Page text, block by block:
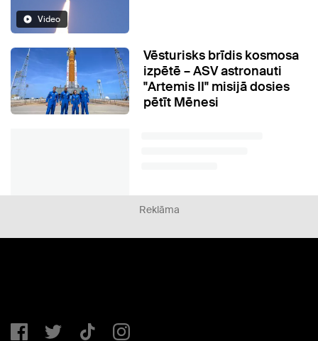
Video
Vēsturisks brīdis kosmosa
izpētē – ASV astronauti
"Artemis II" misijā dosies
pētīt Mēnesi
Reklāma